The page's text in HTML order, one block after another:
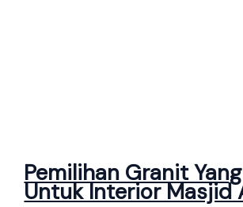
Pemilihan Granit
Untuk Interior Masjid